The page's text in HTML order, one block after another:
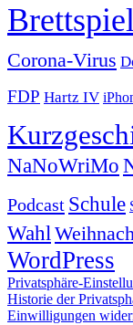
Corona-Virus
FDP Hartz IV
NaNoWriMo
Podcast Schule
Wahl
WordPress
Privatsphäre-
Historie der
Einwilligungen